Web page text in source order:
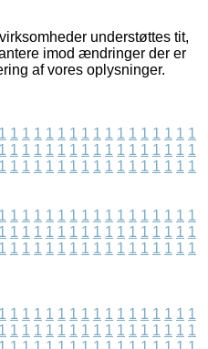
understøttes tit,
imod ændringer der er
af vores oplysninger.
1 1 1 1 1 1 1 1 1 1 1 1 1 1 1 1 1
1 1 1 1 1 1 1 1 1 1 1 1 1 1 1 1 1
1 1 1 1 1 1 1 1 1 1 1 1 1 1 1 1 1
1 1 1 1 1 1 1 1 1 1 1 1 1 1 1 1 1
1 1 1 1 1 1 1 1 1 1 1 1 1 1 1 1 1
1 1 1 1 1 1 1 1 1 1 1 1 1 1 1 1 1
1 1 1 1 1 1 1 1 1 1 1 1 1 1 1 1 1
1 1 1 1 1 1 1 1 1 1 1 1 1 1 1 1 1